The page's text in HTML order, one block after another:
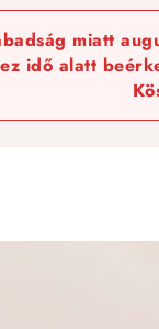
miatt
idő alatt